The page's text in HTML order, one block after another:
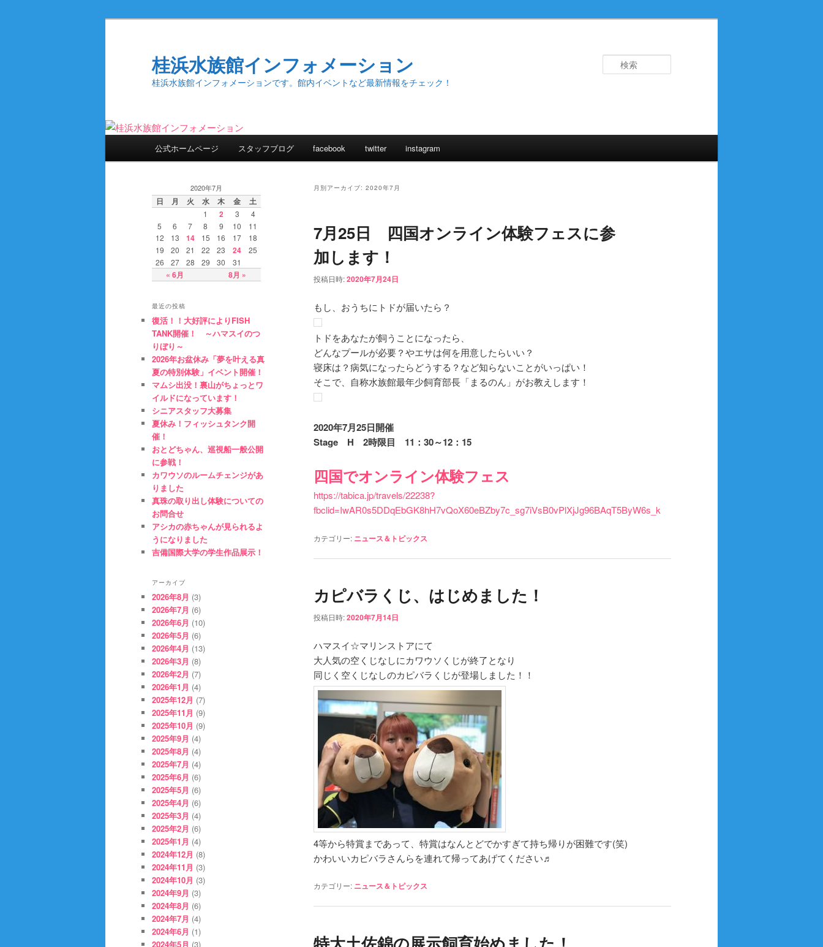
桂浜水族館インフォメーション
桂浜水族館インフォメーションです。館内イベントなど最新情報をチェック！
メ
ン
コ
ン
ン
ツ
へ
移
動
サ
コ
ン
テ
ツ
へ
移
動
公式ホームページ スタッフブログ facebook twitter instagram
月別アーカイブ: 2020年7月
7月25日 四国オンライン体験フェスに参
加します！
投稿日時:2020年7月24日
もし、おうちにトドが届いたら？
トドをあなたが飼うことになったら、
どんなプールが必要？やエサは何を用意したらいい？
寝床は？病気になったらどうする？など知らないことがいっぱい！
そこで、自称水族館最年少飼育部長「まるのん」がお教えします！
2020年7月25日開催
Stage H 2時限目 11：30～12：15
四国でオンライン体験フェス
https://tabica.jp/travels/22238?
fbclid=IwAR0s5DDqEbGK8hH7vQoX60eBZby7c_sg7iVsB0vPlXjJg96BAqT5ByW6s_k
カテゴリー: ニュース＆トピックス
カピバラくじ、はじめました！
投稿日時:2020年7月14日
ハマスイ☆マリンストアにて
大人気の空くじなしにカワウソくじが終了となり
同じく空くじなしのカピバラくじが登場しました！！
4等から特賞まであって、特賞はなんとどでかすぎて持ち帰りが困難です(笑)
かわいいカピバラさんらを連れて帰ってあげてください♬
カテゴリー: ニュース＆トピックス
2020年7月
日 月 火 水 木 金 土
« 6月 8月 »
1 2 3
4
5
6 7 8 9 10
11
12
13 14 15 16 17
18
19
20 21 22 23 24
25
26
27 28 29 30 31
最近の投稿
復活！！大好評によりFISH
TANK開催！ ～ハマスイのつ
りぼり～
2026年お盆休み「夢を叶える真
夏の特別体験」イベント開催！
マムシ出没！裏山がちょっとワ
イルドになっています！
シニアスタッフ大募集
夏休み！フィッシュタンク開
催！
おとどちゃん、巡視船一般公開
に参戦！
カワウソのルームチェンジがあ
りました
真珠の取り出し体験についての
お問合せ
アシカの赤ちゃんが見られるよ
うになりました
吉備国際大学の学生作品展示！
アーカイブ
2026年8月 (3)
2026年7月 (6)
2026年6月 (10)
2026年5月 (6)
2026年4月 (13)
2026年3月 (8)
2026年2月 (7)
2026年1月 (4)
2025年12月 (7)
2025年11月 (9)
2025年10月 (9)
2025年9月 (4)
2025年8月 (4)
2025年7月 (4)
2025年6月 (6)
2025年5月 (6)
2025年4月 (6)
2025年3月 (4)
2025年2月 (6)
2025年1月 (4)
2024年12月 (8)
2024年11月 (3)
2024年10月 (3)
2024年9月 (3)
2024年8月 (6)
2024年7月 (4)
2024年6月 (1)
2024年5月 (3)